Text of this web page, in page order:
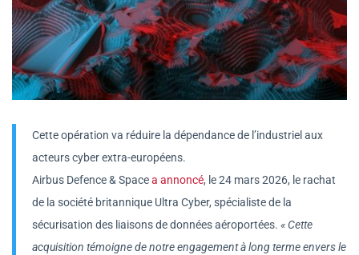
Cette opération va réduire la dépendance de l’industriel aux
acteurs cyber extra-européens.
Airbus Defence & Spacea annoncé, le 24 mars 2026, le rachat
de la société britannique Ultra Cyber, spécialiste de la
sécurisation des liaisons de données aéroportées. « Cette
acquisition témoigne de notre engagement à long terme envers le